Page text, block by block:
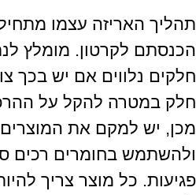
תהליך האריזה עצמו מתחיל
הכנסתם לקרטון. מומלץ
חלקים נלווים אם יש בכך
חלק במטרה להקל על
מכן, יש למקם את
ולהשתמש בחומרים רכים
פגיעות. כל מוצר צריך